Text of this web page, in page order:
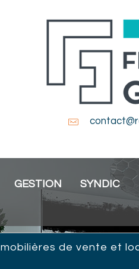
GESTION SYNDIC
de vente et